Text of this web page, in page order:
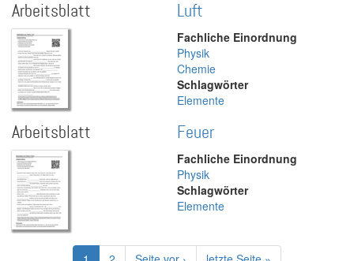
Arbeitsblatt Luft
Fachliche Einordnung
Physik
Chemie
Schlagwörter
Elemente
Arbeitsblatt Feuer
Fachliche Einordnung
Physik
Schlagwörter
Elemente
Seitennummerierung